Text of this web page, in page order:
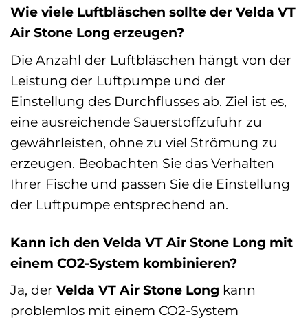
Wie viele Luftbläschen sollte der Velda VT
Air Stone Long erzeugen?
Die Anzahl der Luftbläschen hängt von der
Leistung der Luftpumpe und der
Einstellung des Durchflusses ab. Ziel ist es,
eine ausreichende Sauerstoffzufuhr zu
gewährleisten, ohne zu viel Strömung zu
erzeugen. Beobachten Sie das Verhalten
Ihrer Fische und passen Sie die Einstellung
der Luftpumpe entsprechend an.
Kann ich den Velda VT Air Stone Long mit
einem CO2-System kombinieren?
Ja, der Velda VT Air Stone Long kann
problemlos mit einem CO2-System